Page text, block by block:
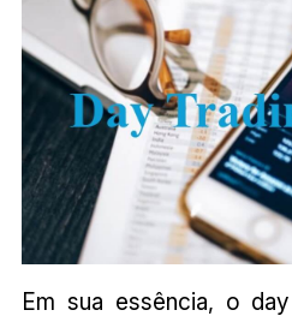
Em sua essência, o